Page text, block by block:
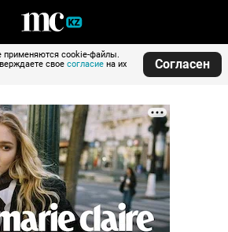
применяются cookie-файлы.
свое согласие на их
Согласен